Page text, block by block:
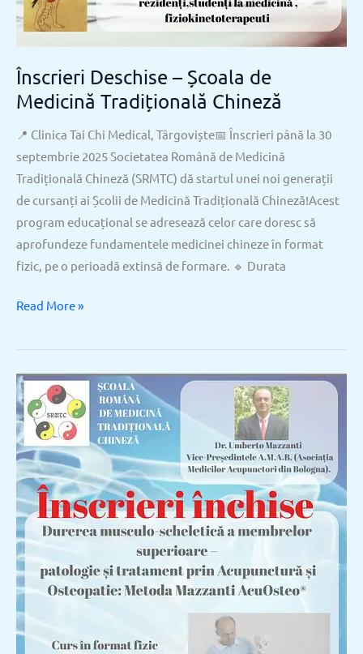
Înscrieri Deschise – Școala de
Medicină Tradițională Chineză
📍 Clinica Tai Chi Medical, Târgoviște📅 Înscrieri până la 30
septembrie 2025 Societatea Română de Medicină
Tradițională Chineză (SRMTC) dă startul unei noi generații
de cursanți ai Școlii de Medicină Tradițională Chineză!Acest
program educațional se adresează celor care doresc să
aprofundeze fundamentele medicinei chineze în format
fizic, pe o perioadă extinsă de formare. 🔹 Durata
Read More »
Curs
specializat:
Durerea
musculo-
scheletică
membrelor
superioare